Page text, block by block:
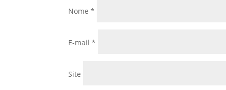
Nome*
E-mail*
Site